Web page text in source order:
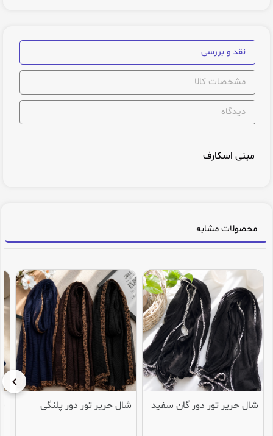
نقد و بررسی
مشخصات کالا
دیدگاه
مینی اسکارف
محصولات مشابه
شال حریر تور دور گان سفید شال حریر تور دور پلنگی